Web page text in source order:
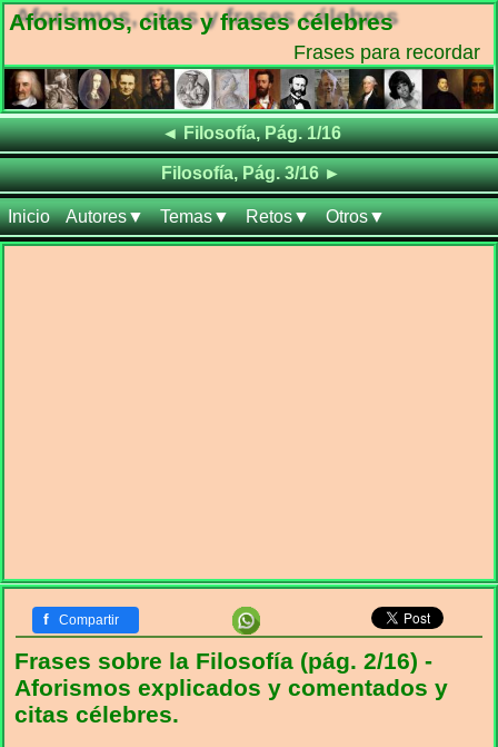
Aforismos, citas y frases célebres
Frases para recordar
◄Frases de
Filosofía, Pág. 1/16
Frases de
Filosofía, Pág. 3/16►
Inicio Autores▼ Temas▼ Retos▼ Otros▼
f Compartir
Frases sobre la Filosofía (pág. 2/16) -
Aforismos explicados y comentados y
citas célebres.